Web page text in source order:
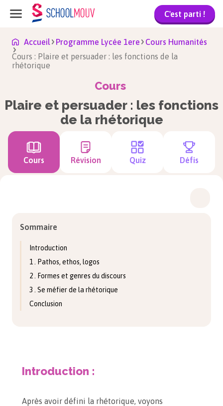
C'est parti !
Accueil Programme Lycée 1ere
Cours Humanités
Cours : Plaire et persuader : les fonctions de la
rhétorique
Cours
Plaire et persuader : les fonctions
de la rhétorique
Cours Révision Quiz Défis
Sommaire
Introduction
1 . Pathos, ethos, logos
2 . Formes et genres du discours
3 . Se méfier de la rhétorique
Conclusion
Introduction :
Après avoir défini la rhétorique, voyons